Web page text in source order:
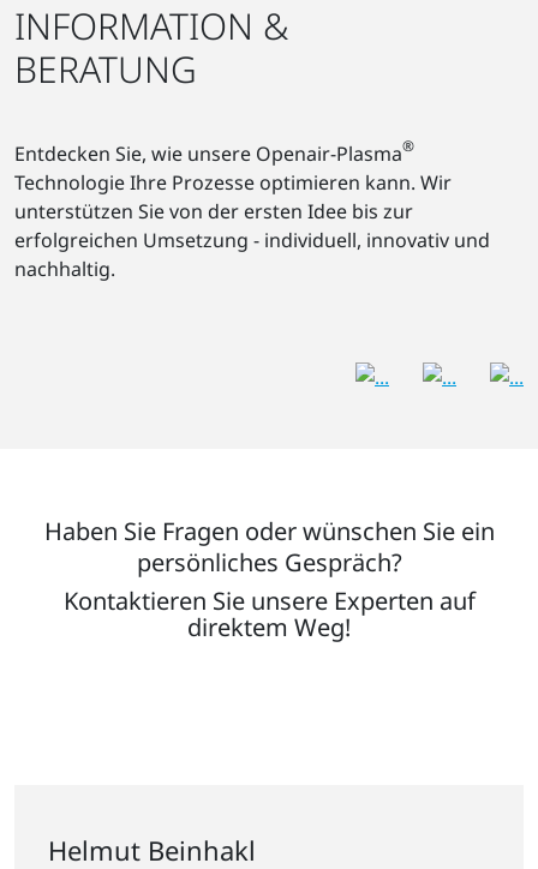
INFORMATION &
BERATUNG
Entdecken Sie, wie unsere Openair-Plasma®
Technologie Ihre Prozesse optimieren kann. Wir
unterstützen Sie von der ersten Idee bis zur
erfolgreichen Umsetzung - individuell, innovativ und
nachhaltig.
Haben Sie Fragen oder wünschen Sie ein
persönliches Gespräch?
Kontaktieren Sie unsere Experten auf
direktem Weg!
Helmut Beinhakl